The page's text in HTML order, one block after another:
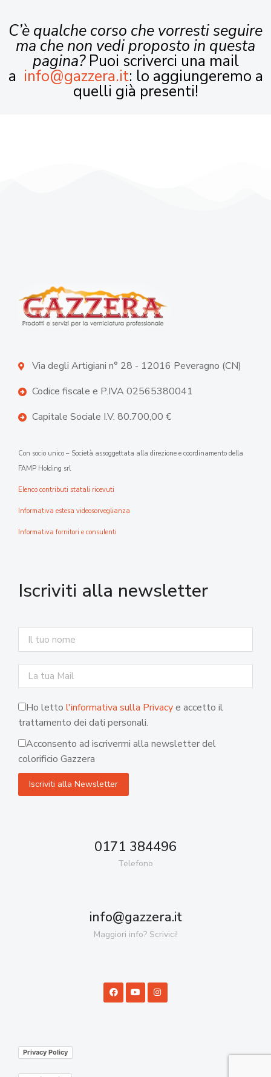
C’è qualche corso che vorresti seguire
ma che non vedi proposto in questa
pagina?Puoi scriverci una mail
a info@gazzera.it: lo aggiungeremo a
quelli già presenti!
Via degli Artigiani n° 28 - 12016 Peveragno (CN)
Codice fiscale e P.IVA 02565380041
Capitale Sociale I.V. 80.700,00 €
Con socio unico – Società assoggettata alla direzione e coordinamento della
FAMP Holding srl
Elenco contributi statali ricevuti
Informativa estesa videosorveglianza
Informativa fornitori e consulenti
Iscriviti alla newsletter
Ho letto l'informativa sulla Privacye accetto il
trattamento dei dati personali.
Acconsento ad iscrivermi alla newsletter del
colorificio Gazzera
0171 384496
Telefono
info@gazzera.it
Maggiori info? Scrivici!
Privacy Policy